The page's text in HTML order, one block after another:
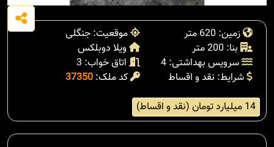
زمین: 620 متر
موقعیت: جنگلی
بنا: 200 متر
ویلا دوبلکس
سرویس بهداشتی: 4
اتاق خواب: 3
شرایط: نقد و اقساط
کد ملک: 37350
14 میلیارد تومان (نقد و اقساط)